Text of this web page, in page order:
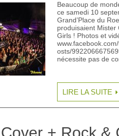
Beaucoup de
ce samedi 10
Grand’Place du
produisaient Mister
Girls ! Photos et
osts/
nécessite pas de
LIRE LA SUITE